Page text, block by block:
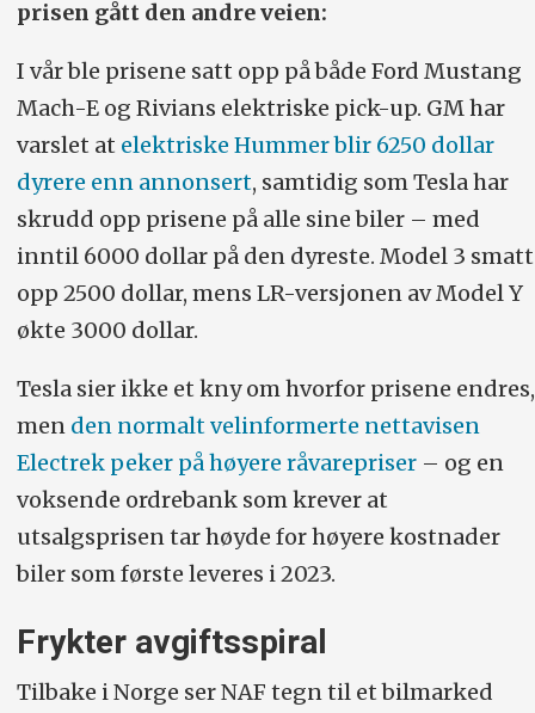
prisen gått den andre veien:
I vår ble prisene satt opp på både Ford Mustang
Mach-E og Rivians elektriske pick-up. GM har
varslet at elektriske Hummer blir 6250 dollar
dyrere enn annonsert, samtidig som Tesla har
skrudd opp prisene på alle sine biler – med
inntil 6000 dollar på den dyreste. Model 3 smatt
opp 2500 dollar, mens LR-versjonen av Model Y
økte 3000 dollar.
Tesla sier ikke et kny om hvorfor prisene endres,
men den normalt velinformerte nettavisen
Electrek peker på høyere råvarepriser– og en
voksende ordrebank som krever at
utsalgsprisen tar høyde for høyere kostnader
biler som første leveres i 2023.
Frykter avgiftsspiral
Tilbake i Norge ser NAF tegn til et bilmarked